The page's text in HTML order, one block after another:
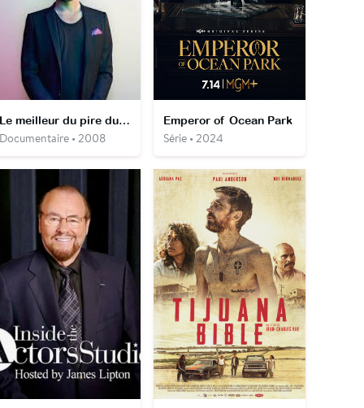
Le meilleur du pire du net
• 2008
Emperor of Ocean Park
Série • 2024